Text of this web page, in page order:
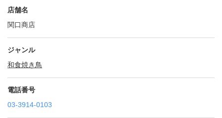
店舗名
関口商店
ジャンル
和食焼き鳥
電話番号
03-3914-0103